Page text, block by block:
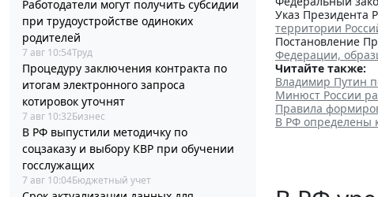
Работодатели могут получить субсидии
при трудоустройстве одиноких
родителей
7 авг 10:54Труд
Процедуру заключения контракта по
итогам электронного запроса
котировок уточнят
7 авг 10:32Бизнес
В РФ выпустили методичку по
соцзаказу и выбору КВР при обучении
госслужащих
7 авг 10:04Бюджетный учет
Указ Президента
территории
Постановление
Федерации,
Читайте также:
Владимир Путин
Минюст России
Правила
В РФ определены